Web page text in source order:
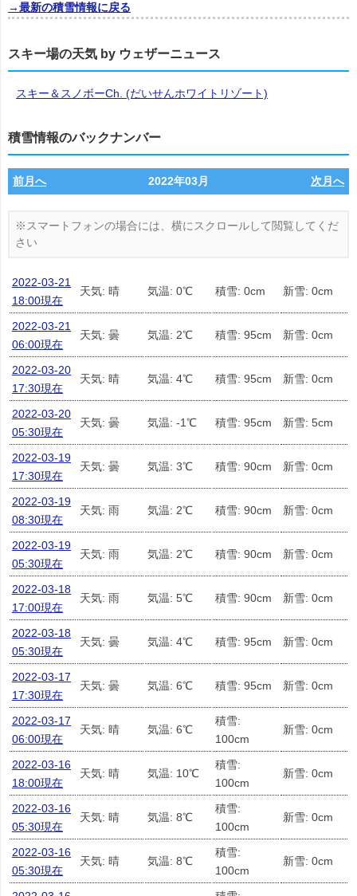
→最新の積雪情報に戻る
スキー場の天気 by ウェザーニュース
スキー＆スノボーCh. (だいせんホワイトリゾート)
積雪情報のバックナンバー
前月へ 2022年03月 次月へ
2022-03-21
18:00現在
天気: 晴 気温: 0℃ 積雪: 0cm 新雪: 0cm
2022-03-21
06:00現在
天気: 曇 気温: 2℃ 積雪: 95cm 新雪: 0cm
2022-03-20
17:30現在
天気: 晴 気温: 4℃ 積雪: 95cm 新雪: 0cm
2022-03-20
05:30現在
天気: 曇 気温: -1℃ 積雪: 95cm 新雪: 5cm
2022-03-19
17:30現在
天気: 曇 気温: 3℃ 積雪: 90cm 新雪: 0cm
2022-03-19
08:30現在
天気: 雨 気温: 2℃ 積雪: 90cm 新雪: 0cm
2022-03-19
05:30現在
天気: 雨 気温: 2℃ 積雪: 90cm 新雪: 0cm
2022-03-18
17:00現在
天気: 雨 気温: 5℃ 積雪: 90cm 新雪: 0cm
2022-03-18
05:30現在
天気: 曇 気温: 4℃ 積雪: 95cm 新雪: 0cm
2022-03-17
17:30現在
天気: 曇 気温: 6℃ 積雪: 95cm 新雪: 0cm
2022-03-17
06:00現在
天気: 晴 気温: 6℃
積雪:
100cm
新雪: 0cm
2022-03-16
18:00現在
天気: 晴 気温: 10℃
積雪:
100cm
新雪: 0cm
2022-03-16
05:30現在
天気: 晴 気温: 8℃
積雪:
100cm
新雪: 0cm
2022-03-16
05:30現在
天気: 晴 気温: 8℃
積雪:
100cm
新雪: 0cm